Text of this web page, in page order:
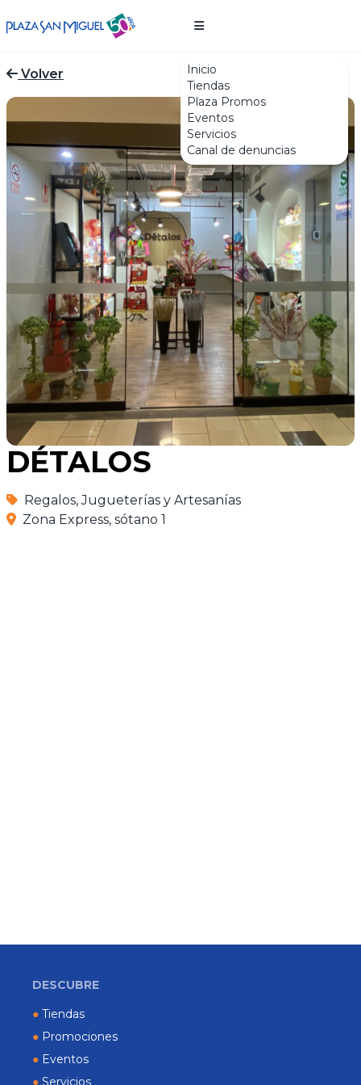
Inicio
Tiendas
Plaza Promos
Eventos
Servicios
Canal de denuncias
Volver
DÉTALOS
Regalos, Jugueterías y Artesanías
Zona Express, sótano 1
DESCUBRE
● Tiendas
● Promociones
● Eventos
● Servicios